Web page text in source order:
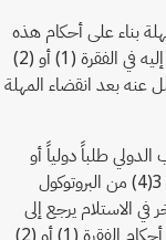
بناء على أحكام هذه
القاعدة، ما لم يتسلم المكتب الدولي البرهان المشار إليه في الفقرة (1) أو (2)
عنه بعد انقضاء المهلة
طلباً دولياً أو
تعييناً لاحقاً بعد مهلة الشهرين المشار إليها في المادة 3(4) من البروتوكول
في الاستلام يرجع إلى
الظروف المشار إليها في الفقرة (1) أو (2) أو (3)، فإن أحكام الفقرة (1) أو (2)